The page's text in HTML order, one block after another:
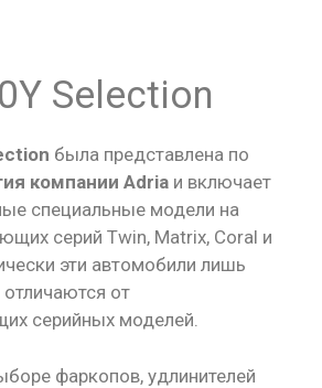
Selection
была представлена по
компании Adria и включает
специальные модели на
серий Twin, Matrix, Coral и
эти автомобили лишь
отличаются от
серийных моделей.
фаркопов, удлинителей